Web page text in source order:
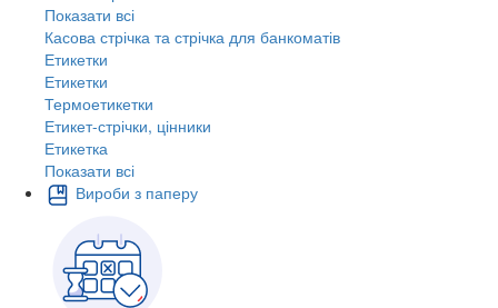
Показати всі
Касова стрічка та стрічка для банкоматів
Етикетки
Етикетки
Термоетикетки
Етикет-стрічки, цінники
Етикетка
Показати всі
Вироби з паперу